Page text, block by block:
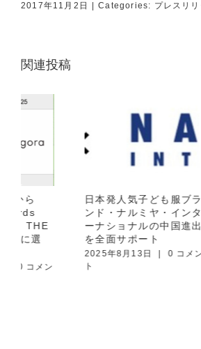
2017年11月2日 Categories: プレスリ
関連投稿
日本発人気子ども服ブラ
ンド・ナルミヤ・インタ
ーナショナルの中国進出
を全面サポート
2025年8月13日 |
0 コメン
ト
量産
ョン
中国
2025